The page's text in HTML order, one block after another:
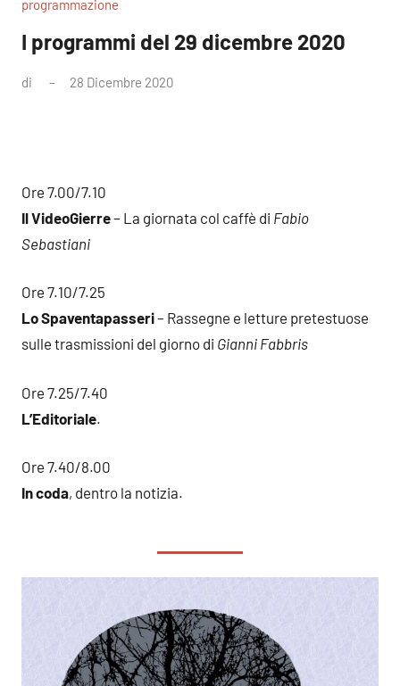
programmazione
I programmi del 29 dicembre 2020
di 28 Dicembre 2020
Ore 7.00/7.10
Il VideoGierre– La giornata col caffè di Fabio
Sebastiani
Ore 7.10/7.25
Lo Spaventapasseri– Rassegne e letture pretestuose
sulle trasmissioni del giorno di Gianni Fabbris
Ore 7.25/7.40
L’Editoriale.
Ore 7.40/8.00
In coda, dentro la notizia.